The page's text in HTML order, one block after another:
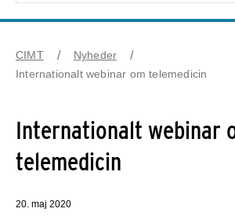
CIMT
Nyheder
Internationalt webinar om telemedicin
Internationalt webinar
telemedicin
20. maj 2020